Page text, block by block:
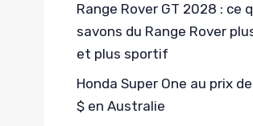
Range Rover GT 2028 : ce
savons du Range Rover
et plus sportif
Honda Super One au prix
$ en Australie